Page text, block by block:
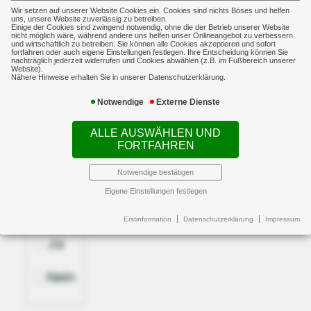
Wir setzen auf unserer Website Cookies ein. Cookies sind nichts Böses und helfen
uns, unsere Website zuverlässig zu betreiben.
Einige der Cookies sind zwingend notwendig, ohne die der Betrieb unserer Website
nicht möglich wäre, während andere uns helfen unser Onlineangebot zu verbessern
und wirtschaftlich zu betreiben. Sie können alle Cookies akzeptieren und sofort
fortfahren oder auch eigene Einstellungen festlegen. Ihre Entscheidung können Sie
nachträglich jederzeit widerrufen und Cookies abwählen (z.B. im Fußbereich unserer
Website).
Nähere Hinweise erhalten Sie in unserer Datenschutzerklärung.
Notwendige Externe Dienste
ALLE AUSWÄHLEN UND
FORTFAHREN
Notwendige bestätigen
Eigene Einstellungen festlegen
Erstinformation Datenschutzerklärung Impressum
Schadentag
Sachschaden
Handelt es sich um einen
Handelt es sich um einen Sachschaden?
Ja
Nein